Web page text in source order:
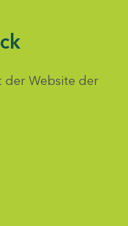
der Website der
auswählen